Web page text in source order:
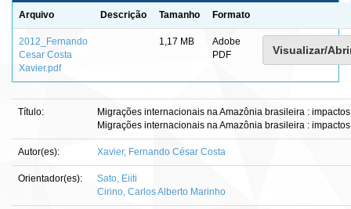
Arquivo Descrição Tamanho Formato
2012_Fernando
Cesar Costa
Xavier.pdf
1,17 MB
Adobe
PDF
Visualizar/
Título:
Migrações internacionais na Amazônia brasileira :
Migrações internacionais na Amazônia brasileira :
Autor(es): Xavier, Fernando César Costa
Orientador(es):
Sato, Eiiti
Cirino, Carlos Alberto Marinho